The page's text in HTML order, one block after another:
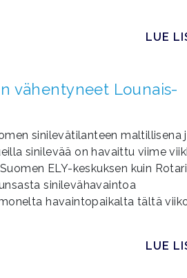
LUE
vähentyneet Lounais-
sinilevätilanteen maltillisena
sinilevää on havaittu viime
ELY-keskuksen kuin
sinilevähavaintoa
havaintopaikalta tältä
LUE